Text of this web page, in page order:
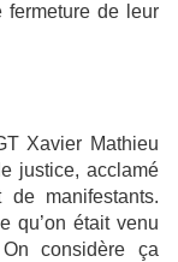
de leur
Xavier Mathieu
justice, acclamé
manifestants.
qu’on était venu
considère ça